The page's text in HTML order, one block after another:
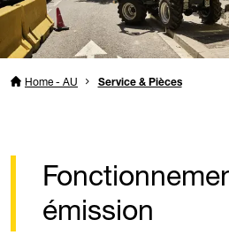
Home - AU Service & Pièces
émission